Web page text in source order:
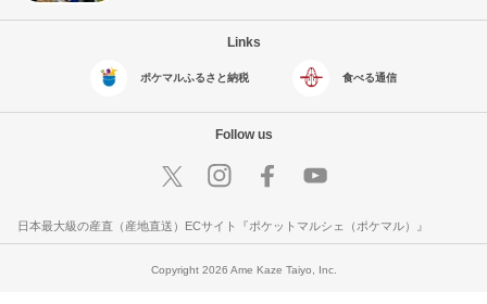
Links
ポケマルふるさと納税 食べる通信
Follow us
日本最大級の産直（産地直送）ECサイト『ポケットマルシェ（ポケマル）』
Copyright 2026 Ame Kaze Taiyo, Inc.